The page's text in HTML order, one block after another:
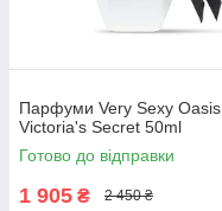
Парфуми Very Sexy Oasis
Victoria's Secret 50ml
Готово до відправки
1 905 ₴ 2 450 ₴